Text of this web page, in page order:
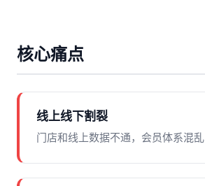
核心痛点
线上线下割裂
门店和线上数据不通，会员体系混乱